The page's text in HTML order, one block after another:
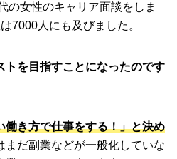
の女性のキャリア面談をしま
7000人にも及びました。
を目指すことになったのです
働き方で仕事をする！」と決め
まだ副業などが一般化していな